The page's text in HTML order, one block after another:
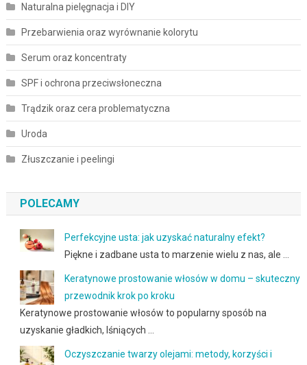
Naturalna pielęgnacja i DIY
Przebarwienia oraz wyrównanie kolorytu
Serum oraz koncentraty
SPF i ochrona przeciwsłoneczna
Trądzik oraz cera problematyczna
Uroda
Złuszczanie i peelingi
POLECAMY
Perfekcyjne usta: jak uzyskać naturalny efekt?
Piękne i zadbane usta to marzenie wielu z nas, ale …
Keratynowe prostowanie włosów w domu – skuteczny
przewodnik krok po kroku
Keratynowe prostowanie włosów to popularny sposób na
uzyskanie gładkich, lśniących …
Oczyszczanie twarzy olejami: metody, korzyści i